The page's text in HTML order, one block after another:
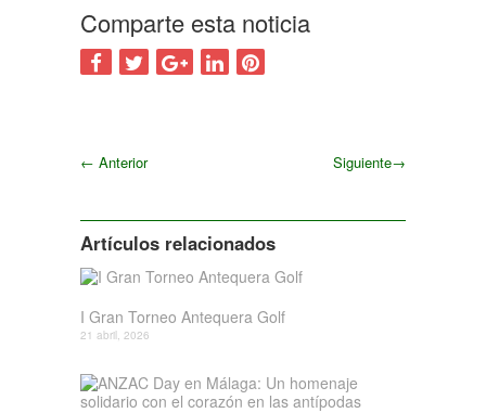
Comparte esta noticia
← Anterior Siguiente→
Artículos relacionados
I Gran Torneo Antequera Golf
21 abril, 2026